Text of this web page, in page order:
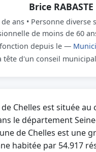
Brice RABASTE
ans • Personne diverse
de moins de 60
depuis le —
tête d'un conseil
Chelles est située au
le département
de Chelles est une
habitée par 54.917